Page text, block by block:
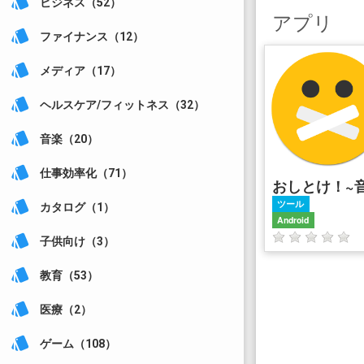
style ファイナンス（12）
style メディア（17）
style ヘルスケア/フィットネス（32）
style 音楽（20）
style 仕事効率化（71）
style カタログ（1）
style 子供向け（3）
style 教育（53）
style 医療（2）
style ゲーム（108）
アプリ
ツール
Android